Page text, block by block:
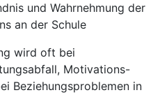
und Wahrnehmung der
an der Schule
wird oft bei
Motivations-
Beziehungsproblemen in